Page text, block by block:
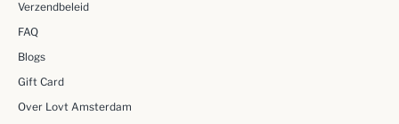
Verzendbeleid
FAQ
Blogs
Gift Card
Over Lovt Amsterdam